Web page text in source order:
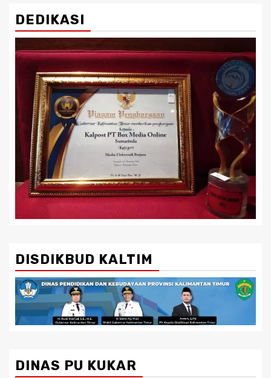
DEDIKASI
DISDIKBUD KALTIM
DINAS PU KUKAR